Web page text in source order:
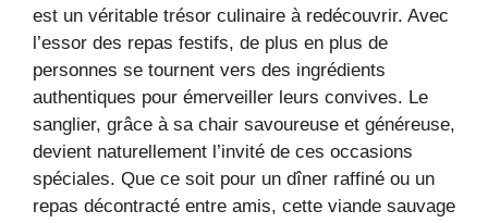
est un véritable trésor culinaire à redécouvrir. Avec
l’essor des repas festifs, de plus en plus de
personnes se tournent vers des ingrédients
authentiques pour émerveiller leurs convives. Le
sanglier, grâce à sa chair savoureuse et généreuse,
devient naturellement l’invité de ces occasions
spéciales. Que ce soit pour un dîner raffiné ou un
repas décontracté entre amis, cette viande sauvage